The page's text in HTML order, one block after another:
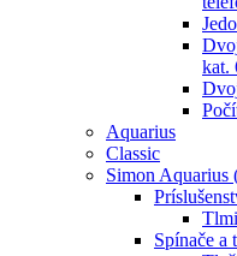
kat.
Aquarius
Classic
Simon Aquarius
Spínače a